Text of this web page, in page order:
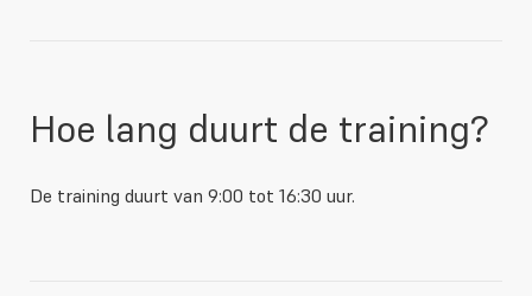
Hoe lang duurt de training?
De training duurt van 9:00 tot 16:30 uur.